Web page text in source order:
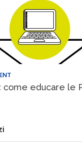
come educare le